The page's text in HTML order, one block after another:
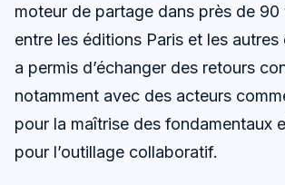
moteur de partage dans près de 90
entre les éditions Paris et les autres
a permis d’échanger des retours
notamment avec des acteurs
pour la maîtrise des fondamentaux
pour l’outillage collaboratif.